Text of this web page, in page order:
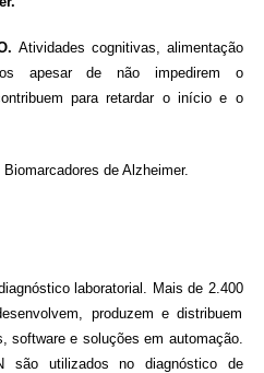
Atividades cognitivas, alimentação
apesar de não impedirem o
para retardar o início e o
de Alzheimer.
laboratorial. Mais de 2.400
produzem e distribuem
software e soluções em automação.
são utilizados no diagnóstico de